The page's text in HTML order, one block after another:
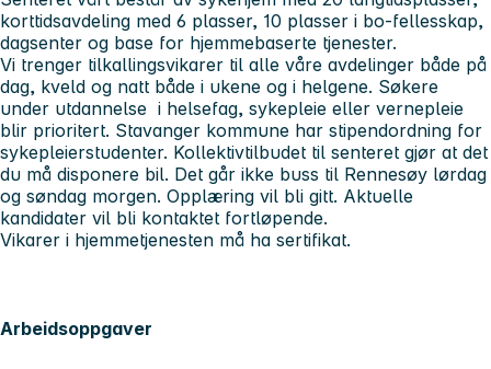
korttidsavdeling med 6 plasser, 10 plasser i bo-fellesskap,
dagsenter og base for hjemmebaserte tjenester.
Vi trenger tilkallingsvikarer til alle våre avdelinger både på
dag, kveld og natt både i ukene og i helgene. Søkere
under utdannelse i helsefag, sykepleie eller vernepleie
blir prioritert. Stavanger kommune har stipendordning for
sykepleierstudenter. Kollektivtilbudet til senteret gjør at det
du må disponere bil. Det går ikke buss til Rennesøy lørdag
og søndag morgen. Opplæring vil bli gitt. Aktuelle
kandidater vil bli kontaktet fortløpende.
Vikarer i hjemmetjenesten må ha sertifikat.
Arbeidsoppgaver